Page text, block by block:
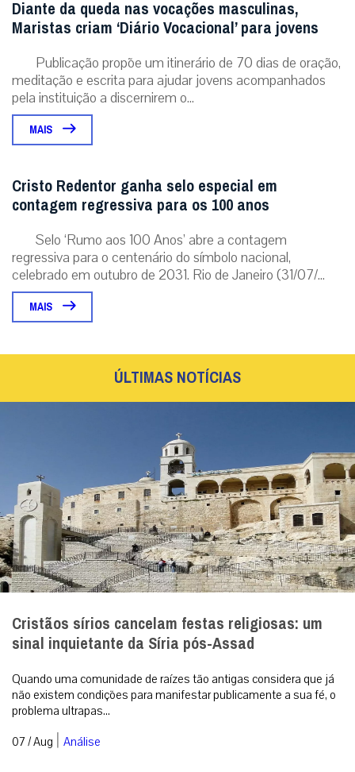
Diante da queda nas vocações masculinas,
Maristas criam ‘Diário Vocacional’ para jovens
Publicação propõe um itinerário de 70 dias de oração,
meditação e escrita para ajudar jovens acompanhados
pela instituição a discernirem o...
MAIS
Cristo Redentor ganha selo especial em
contagem regressiva para os 100 anos
Selo ‘Rumo aos 100 Anos’ abre a contagem
regressiva para o centenário do símbolo nacional,
celebrado em outubro de 2031. Rio de Janeiro (31/07/...
MAIS
ÚLTIMAS NOTÍCIAS
Cristãos sírios cancelam festas religiosas: um
sinal inquietante da Síria pós-Assad
Quando uma comunidade de raízes tão antigas considera que já
não existem condições para manifestar publicamente a sua fé, o
problema ultrapas...
07 / Aug | Análise